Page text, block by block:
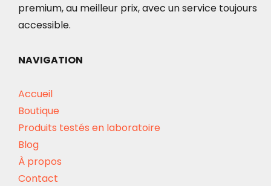
premium, au meilleur prix, avec un service toujours
accessible.
NAVIGATION
Accueil
Boutique
Produits testés en laboratoire
Blog
À propos
Contact